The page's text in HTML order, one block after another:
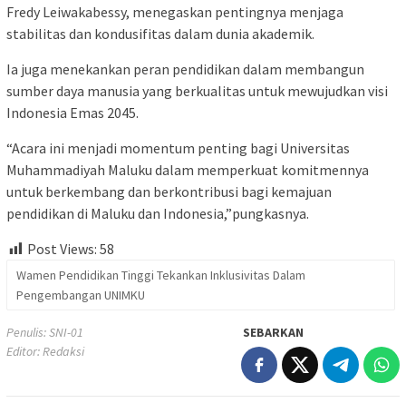
Fredy Leiwakabessy, menegaskan pentingnya menjaga
stabilitas dan kondusifitas dalam dunia akademik.
Ia juga menekankan peran pendidikan dalam membangun
sumber daya manusia yang berkualitas untuk mewujudkan visi
Indonesia Emas 2045.
“Acara ini menjadi momentum penting bagi Universitas
Muhammadiyah Maluku dalam memperkuat komitmennya
untuk berkembang dan berkontribusi bagi kemajuan
pendidikan di Maluku dan Indonesia,”pungkasnya.
Post Views: 58
Wamen Pendidikan Tinggi Tekankan Inklusivitas Dalam
Pengembangan UNIMKU
Penulis: SNI-01
Editor: Redaksi
SEBARKAN